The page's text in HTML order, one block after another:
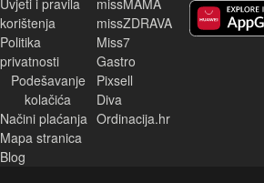
korištenja
Politika
privatnosti
Podešavanje
kolačića
Načini plaćanja
Mapa stranica
Blog
missZDRAVA
Miss7
Gastro
Pixsell
Diva
Ordinacija.hr